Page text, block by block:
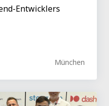
Entwicklers
München